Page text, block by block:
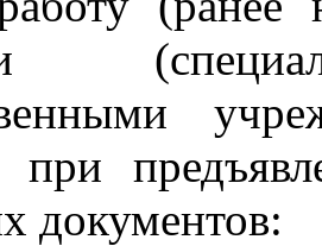
при
документов: